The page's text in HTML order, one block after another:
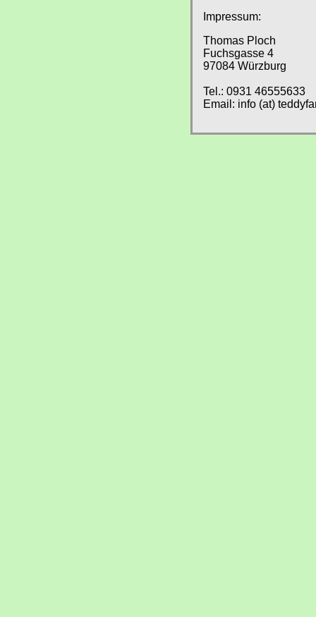
Impressum:
Thomas Ploch
Fuchsgasse 4
97084 Würzburg
Tel.: 0931 46555633
Email: info (at)